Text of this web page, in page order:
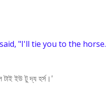
"I'll tie you to the horse.
ইউ টু দ্য হর্স।'